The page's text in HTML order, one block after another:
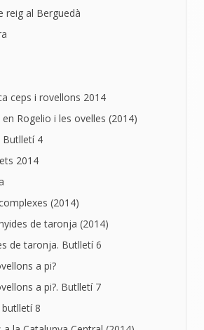
reig al Berguedà
ceps i rovellons 2014
Rogelio i les ovelles (2014)
Butlletí 4
2014
(2014)
de taronja (2014)
de taronja. Butlletí 6
a pi?
a pi?. Butlletí 7
8